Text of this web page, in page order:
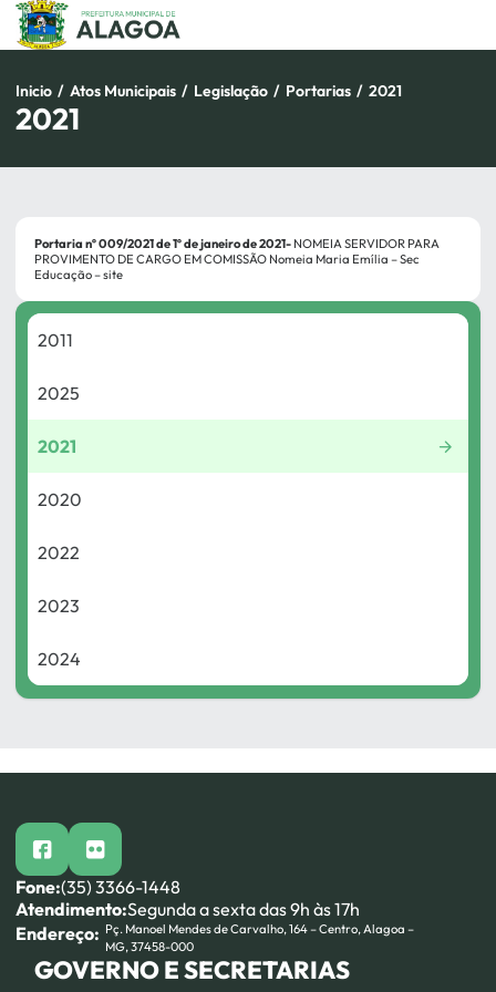
Pular
para
conteúdo
Inicio / Atos Municipais / Legislação / Portarias / 2021
2021
2011
2025
2021
2020
2022
2023
2024
Portaria nº 009/2021 de 1º de janeiro de 2021- NOMEIA SERVIDOR PARA
PROVIMENTO DE CARGO EM COMISSÃO Nomeia Maria Emília – Sec
Educação – site
facebookflickr
Fone:(35) 3366-1448
Atendimento:Segunda a sexta das 9h às 17h
Endereço: Pç. Manoel Mendes de Carvalho, 164 – Centro, Alagoa –
MG, 37458-000
GOVERNO E SECRETARIAS